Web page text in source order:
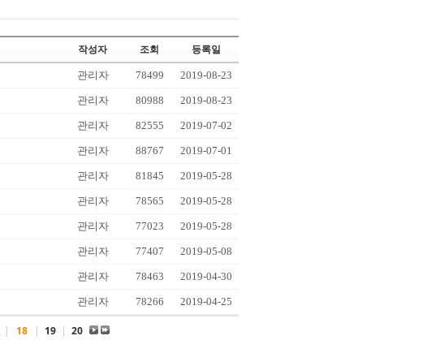
작성자 조회 등록일
관리자 78499 2019-08-23
관리자 80988 2019-08-23
관리자 82555 2019-07-02
관리자 88767 2019-07-01
관리자 81845 2019-05-28
관리자 78565 2019-05-28
관리자 77023 2019-05-28
관리자 77407 2019-05-08
관리자 78463 2019-04-30
관리자 78266 2019-04-25
| 18 | 19 | 20